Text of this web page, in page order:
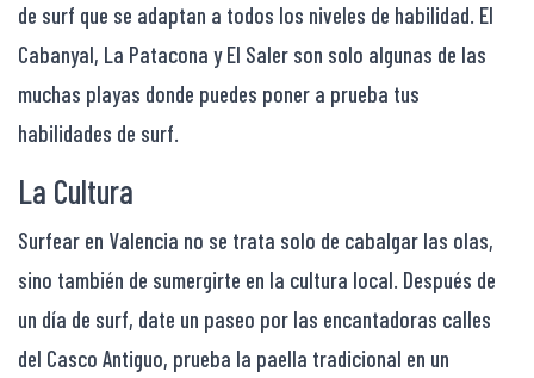
de surf que se adaptan a todos los niveles de habilidad. El
Cabanyal, La Patacona y El Saler son solo algunas de las
muchas playas donde puedes poner a prueba tus
habilidades de surf.
La Cultura
Surfear en Valencia no se trata solo de cabalgar las olas,
sino también de sumergirte en la cultura local. Después de
un día de surf, date un paseo por las encantadoras calles
del Casco Antiguo, prueba la paella tradicional en un